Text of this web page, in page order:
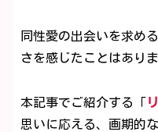
同性愛の出会いを求め
さを感じたことはあり
本記事でご紹介する「
思いに応える、画期的